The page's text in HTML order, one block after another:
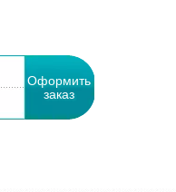
Оформить
заказ